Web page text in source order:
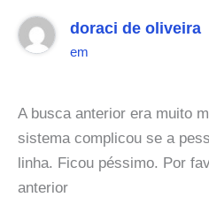
doraci de oliveira
em
A busca anterior era muito
sistema complicou se a
linha. Ficou péssimo. Por
anterior